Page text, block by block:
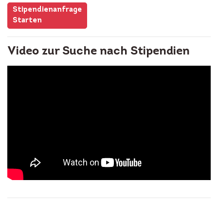
Stipendienanfrage
Starten
Video zur Suche nach Stipendien